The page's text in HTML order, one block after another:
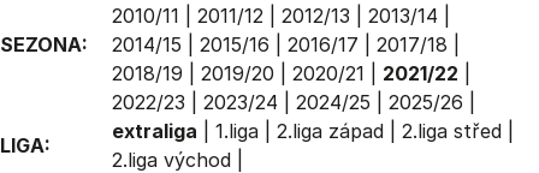
SEZONA:
2010/11
2011/12 2012/13 2013/14
2014/15
2015/16 2016/17 2017/18
2018/19
2019/20 2020/21 2021/22
2022/23
2023/24 2024/25 2025/26
LIGA:
extraliga 1.liga 2.liga západ 2.liga střed
2.liga východ